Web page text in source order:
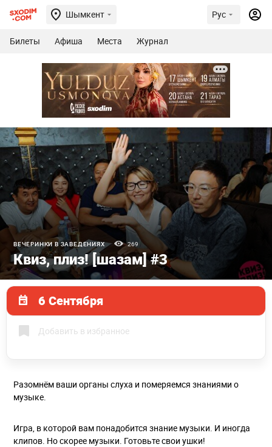
Шымкент Рус
Билеты Афиша Места Журнал
ВЕЧЕРИНКИ В ЗАВЕДЕНИЯХ 269
Квиз, плиз! [шазам] #3
6 Сентября
Добавить в избранное
Разомнём ваши органы слуха и померяемся знаниями о
музыке.
Игра, в которой вам понадобится знание музыки. И иногда
клипов. Но скорее музыки. Готовьте свои ушки!